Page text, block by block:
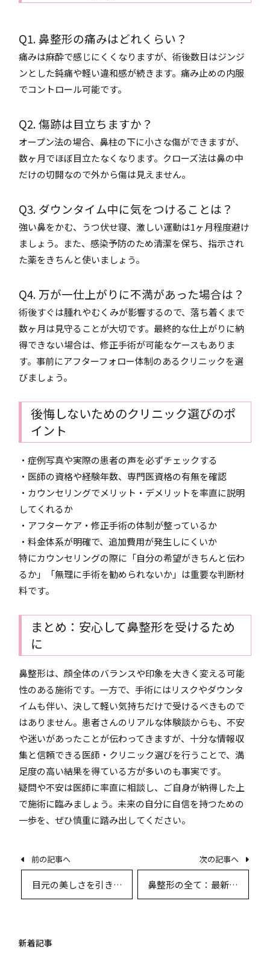
Q1. 鼻整形の痛みはどれくらい？
痛みは麻酔で感じにくくなりますが、術後数日はジンジ
ンとした鈍痛や軽い違和感が続きます。痛み止めの内服
でコントロール可能です。
Q2. 傷跡は目立ちますか？
オープン法の場合、鼻柱の下に小さな傷ができますが、
数ヶ月でほぼ目立たなくなります。クローズ法は鼻の中
だけの切開なので外から傷は見えません。
Q3. ダウンタイム中に気をつけることは？
強い鼻をかむ、うつ伏せ寝、激しい運動は1ヶ月程度避け
ましょう。また、感染予防のため清潔を保ち、指示され
た薬をきちんと使いましょう。
Q4. 万が一仕上がりに不満があった場合は？
術後すぐは腫れやむくみが影響するので、落ち着くまで
数ヶ月は見守ることが大切です。最終的な仕上がりに納
得できない場合は、修正手術が可能なケースもありま
す。事前にアフターフォロー体制のあるクリニックを選
びましょう。
後悔しないためのクリニック選びのポ
イント
・症例写真や実際の患者の声を必ずチェックする
・医師の資格や経験年数、専門医資格の有無を確認
・カウンセリングでメリット・デメリットを率直に説明
してくれるか
・アフターケア・修正手術の体制が整っているか
・料金体系が明確で、追加費用が発生しにくいか
特にカウンセリングの際に「自分の希望がきちんと伝わ
るか」「無理に手術を勧められないか」は重要な判断材
料です。
まとめ：安心して鼻整形を受けるため
に
鼻整形は、顔全体のバランスや印象を大きく変える可能
性のある施術です。一方で、手術にはリスクやダウンタ
イムも伴い、決して軽い気持ちだけで受けるべきもので
はありません。患者さんのリアルな体験談からも、不安
や迷いがあったことが伝わってきますが、十分な情報収
集と信頼できる医師・クリニック選びを行うことで、満
足度の高い結果を得ている方が多いのも事実です。
疑問や不安は医師に率直に相談し、ご自身が納得した上
で施術に臨みましょう。未来の自分に自信を持つための
一歩を、ぜひ慎重に踏み出してください。
前の記事へ
目元の美しさを引き出
す美容外科の技術とカ
次の記事へ
鼻整形の全て：最新術
式からデザイン・リス
新着記事